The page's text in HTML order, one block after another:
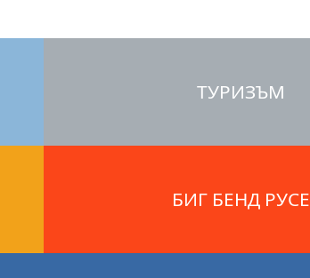
ТУРИЗЪМ
БИГ БЕНД РУСЕ